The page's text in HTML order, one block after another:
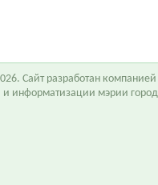
Сайт разработан компанией
и информатизации мэрии